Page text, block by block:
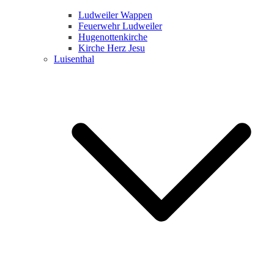
Ludweiler Wappen
Feuerwehr Ludweiler
Hugenottenkirche
Kirche Herz Jesu
Luisenthal